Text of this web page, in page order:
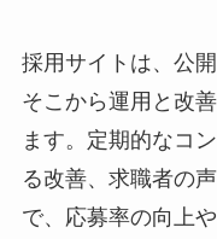
採用サイトは、公
そこから運用と改
ます。定期的なコ
る改善、求職者の
で、応募率の向上